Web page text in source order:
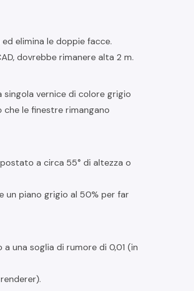
elimina le doppie facce.
dovrebbe rimanere alta 2 m.
vernice di colore grigio
le finestre rimangano
a circa 55° di altezza o
un piano grigio al 50% per far
una soglia di rumore di 0,01 (in